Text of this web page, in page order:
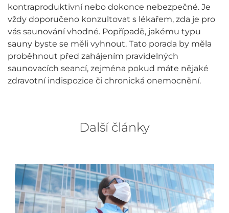
kontraproduktivní nebo dokonce nebezpečné. Je
vždy doporučeno konzultovat s lékařem, zda je pro
vás saunování vhodné. Popřípadě, jakému typu
sauny byste se měli vyhnout. Tato porada by měla
proběhnout před zahájením pravidelných
saunovacích seancí, zejména pokud máte nějaké
zdravotní indispozice či chronická onemocnění.
Další články